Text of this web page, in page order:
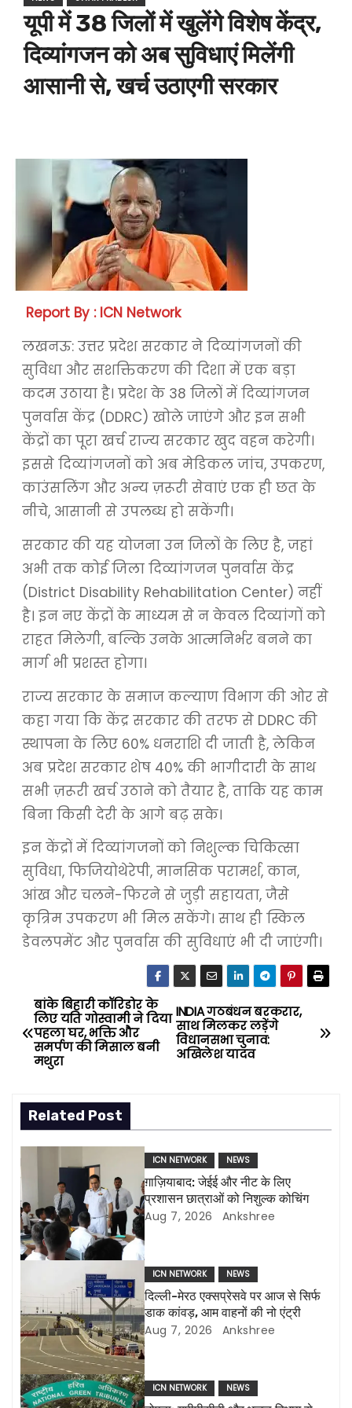
यूपी में 38 जिलों में खुलेंगे विशेष केंद्र,
दिव्यांगजन को अब सुविधाएं मिलेंगी
आसानी से, खर्च उठाएगी सरकार
Report By : ICN Network
लखनऊ: उत्तर प्रदेश सरकार ने दिव्यांगजनों की
सुविधा और सशक्तिकरण की दिशा में एक बड़ा
कदम उठाया है। प्रदेश के 38 जिलों में दिव्यांगजन
पुनर्वास केंद्र (DDRC) खोले जाएंगे और इन सभी
केंद्रों का पूरा खर्च राज्य सरकार खुद वहन करेगी।
इससे दिव्यांगजनों को अब मेडिकल जांच, उपकरण,
काउंसलिंग और अन्य ज़रूरी सेवाएं एक ही छत के
नीचे, आसानी से उपलब्ध हो सकेंगी।
सरकार की यह योजना उन जिलों के लिए है, जहां
अभी तक कोई जिला दिव्यांगजन पुनर्वास केंद्र
(District Disability Rehabilitation Center) नहीं
है। इन नए केंद्रों के माध्यम से न केवल दिव्यांगों को
राहत मिलेगी, बल्कि उनके आत्मनिर्भर बनने का
मार्ग भी प्रशस्त होगा।
राज्य सरकार के समाज कल्याण विभाग की ओर से
कहा गया कि केंद्र सरकार की तरफ से DDRC की
स्थापना के लिए 60% धनराशि दी जाती है, लेकिन
अब प्रदेश सरकार शेष 40% की भागीदारी के साथ
सभी ज़रूरी खर्च उठाने को तैयार है, ताकि यह काम
बिना किसी देरी के आगे बढ़ सके।
इन केंद्रों में दिव्यांगजनों को निशुल्क चिकित्सा
सुविधा, फिजियोथेरेपी, मानसिक परामर्श, कान,
आंख और चलने-फिरने से जुड़ी सहायता, जैसे
कृत्रिम उपकरण भी मिल सकेंगे। साथ ही स्किल
डेवलपमेंट और पुनर्वास की सुविधाएं भी दी जाएंगी।
P
o
t
n
a
v
i
a
t
i
INDIA गठबंधन बरकरार,
साथ मिलकर लड़ेंगे
विधानसभा चुनाव:
अखिलेश यादव
बांके बिहारी कॉरिडोर के
लिए यति गोस्वामी ने दिया
पहला घर, भक्ति और
समर्पण की मिसाल बनी
मथुरा
Related Post
ICN NETWORK NEWS
ग़ाज़ियाबाद: जेईई और नीट के लिए
प्रशासन छात्राओं को निशुल्क कोचिंग
Aug 7, 2026 Ankshree
ICN NETWORK NEWS
दिल्ली-मेरठ एक्सप्रेसवे पर आज से सिर्फ
डाक कांवड़, आम वाहनों की नो एंट्री
Aug 7, 2026 Ankshree
ICN NETWORK NEWS